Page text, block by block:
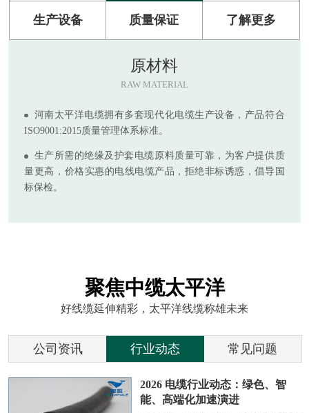
生产设备 质量保证 了解更多
原材料
RAW MATERIAL
河南太平洋电缆拥有多套现代化电缆生产设备，产品符合
ISO9001:2015质量管理体系标准。
生产所需的绝缘及护套电缆原料质量可靠，为客户提供质
量更高，价格实惠的电线电缆产品，拒绝非标诱惑，倡导国
标保检。
聚焦中缆太平洋
好线缆延伸精彩，太平洋线缆称雄未来
公司资讯 行业动态 常见问题
2026 电缆行业动态：绿色、智
能、高端化加速演进